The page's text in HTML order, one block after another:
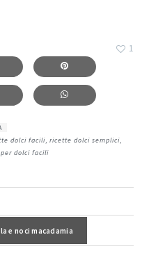
1
dolci facili,ricette dolci semplici,
dolci facili
e noci macadamia